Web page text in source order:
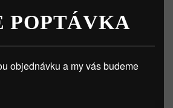
POPTÁVKA
objednávku a my vás budeme